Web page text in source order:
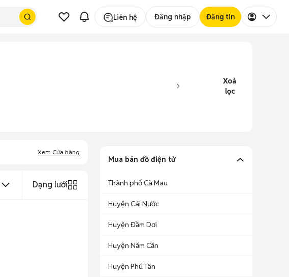
Liên hệ Đăng nhập Đăng tin
Xoá
lọc
Xem Cửa hàng
Dạng lưới
Mua bán đồ điện tử
Thành phố Cà Mau
Huyện Cái Nước
Huyện Đầm Dơi
Huyện Năm Căn
Huyện Phú Tân